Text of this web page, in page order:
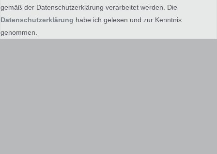
gemäß der Datenschutzerklärung verarbeitet werden. Die
Datenschutzerklärung habe ich gelesen und zur Kenntnis
genommen.